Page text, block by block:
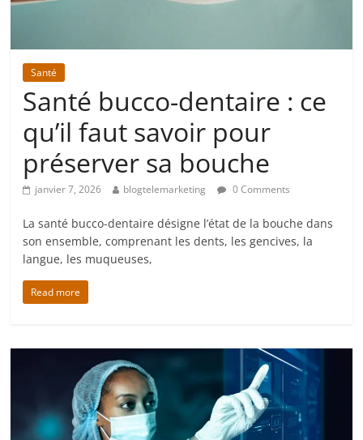
Santé
Santé bucco-dentaire : ce
qu’il faut savoir pour
préserver sa bouche
janvier 7, 2026 blogtelemarketing 0 Comments
La santé bucco-dentaire désigne l’état de la bouche dans
son ensemble, comprenant les dents, les gencives, la
langue, les muqueuses,
Read more